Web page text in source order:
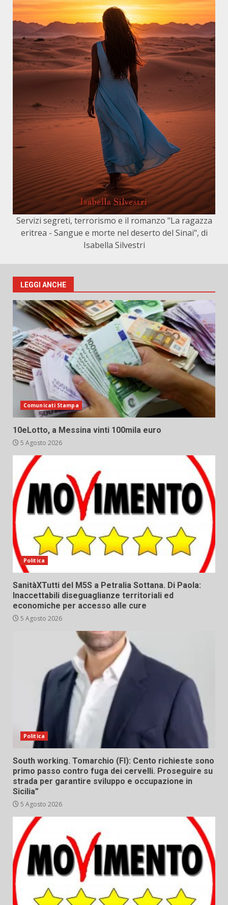
Servizi segreti, terrorismo e il romanzo "La ragazza
eritrea - Sangue e morte nel deserto del Sinai", di
Isabella Silvestri
LEGGI ANCHE
Comunicati Stampa
10eLotto, a Messina vinti 100mila euro
5 Agosto 2026
Politica
SanitàXTutti del M5S a Petralia Sottana. Di Paola:
Inaccettabili diseguaglianze territoriali ed
economiche per accesso alle cure
5 Agosto 2026
Politica
South working. Tomarchio (FI): Cento richieste sono
primo passo contro fuga dei cervelli. Proseguire su
strada per garantire sviluppo e occupazione in
Sicilia”
5 Agosto 2026